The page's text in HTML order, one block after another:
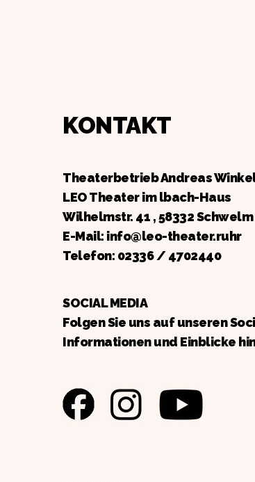
KONTAKT
Theaterbetrieb Andreas
LEO Theater im lbach-Haus
Wilhelmstr. 41 , 58332 Schwelm
E-Mail: info@leo-theater.ruhr
Telefon: 02336 / 4702440
SOCIAL MEDIA
Folgen Sie uns auf unseren
Informationen und Einblicke